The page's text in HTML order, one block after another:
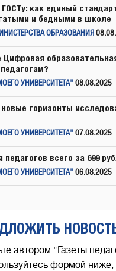
как единый
и бедными в школе
ОБРАЗОВАНИЯ
Цифровая
УНИВЕРСИТЕТА" 08.08.2025
горизонты
УНИВЕРСИТЕТА" 07.08.2025
педагогов всего за 699
УНИВЕРСИТЕТА" 06.08.2025
автором "Газеты
формой ниже,